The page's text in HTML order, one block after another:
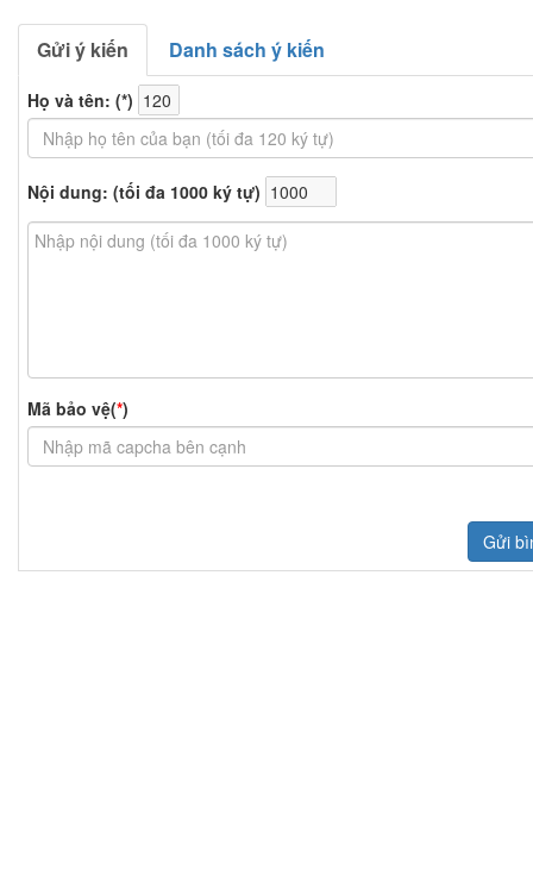
Gửi ý kiến Danh sách ý kiến
Họ và tên: (*)
Nội dung: (tối đa 1000 ký tự)
Mã bảo vệ(*)